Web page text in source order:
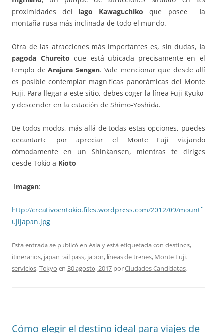
proximidades del lago Kawaguchiko que posee la
montaña rusa más inclinada de todo el mundo.
Otra de las atracciones más importantes es, sin dudas, la
pagoda Chureito que está ubicada precisamente en el
templo de Arajura Sengen. Vale mencionar que desde allí
es posible contemplar magníficas panorámicas del Monte
Fuji. Para llegar a este sitio, debes coger la línea Fuji Kyuko
y descender en la estación de Shimo-Yoshida.
De todos modos, más allá de todas estas opciones, puedes
decantarte por apreciar el Monte Fuji viajando
cómodamente en un Shinkansen, mientras te diriges
desde Tokio a Kioto.
Imagen:
http://creativoentokio.files.wordpress.com/2012/09/mountf
ujijapan.jpg
Esta entrada se publicó en Asia y está etiquetada con destinos,
itinerarios, japan rail pass, japon, líneas de trenes, Monte Fuji,
servicios,Tokyo en 30 agosto, 2017 porCiudades Candidatas.
Cómo elegir el destino ideal para viajes de